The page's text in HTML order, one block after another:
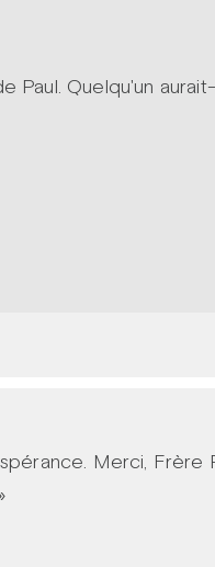
Paul. Quelqu'un
Merci, Frère